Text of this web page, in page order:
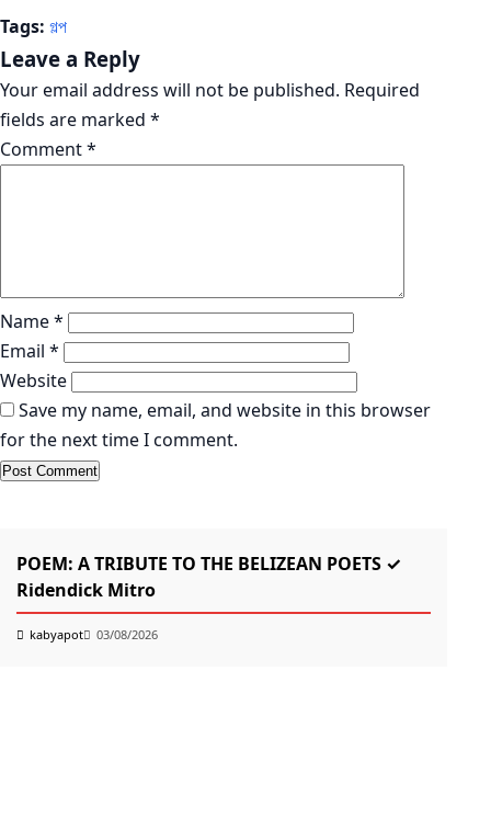
Tags: গল্প
Leave a Reply
Your email address will not be published. Required
fields are marked *
Comment*
Name*
Email *
Website
Save my name, email, and website in this browser
for the next time I comment.
POEM: A TRIBUTE TO THE BELIZEAN POETS ✓
Ridendick Mitro
kabyapot 03/08/2026